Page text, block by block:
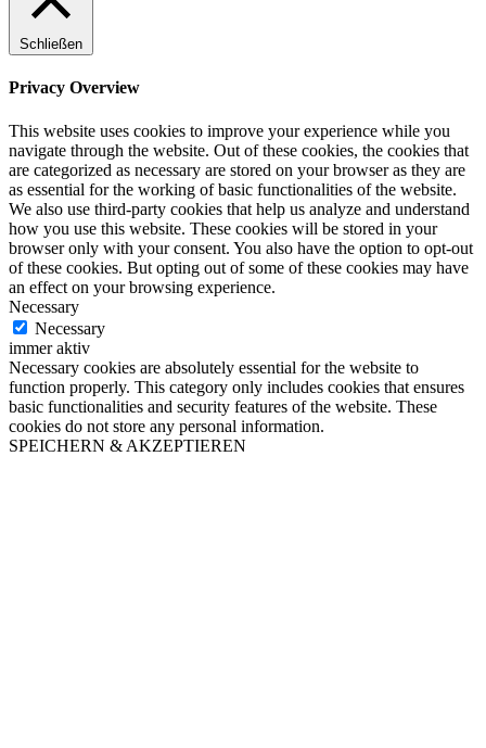
Schließen
Privacy Overview
This website uses cookies to improve your experience while you
navigate through the website. Out of these cookies, the cookies that
are categorized as necessary are stored on your browser as they are
as essential for the working of basic functionalities of the website.
We also use third-party cookies that help us analyze and understand
how you use this website. These cookies will be stored in your
browser only with your consent. You also have the option to opt-out
of these cookies. But opting out of some of these cookies may have
an effect on your browsing experience.
Necessary
Necessary
immer aktiv
Necessary cookies are absolutely essential for the website to
function properly. This category only includes cookies that ensures
basic functionalities and security features of the website. These
cookies do not store any personal information.
SPEICHERN & AKZEPTIEREN